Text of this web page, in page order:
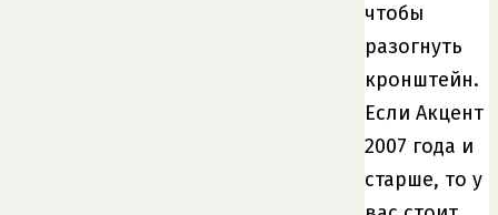
чтобы
разогнуть
кронштейн.
Если Акцент
2007 года и
старше, то у